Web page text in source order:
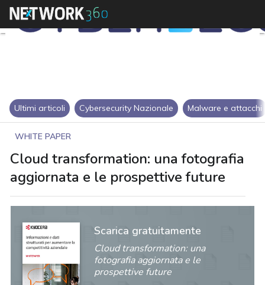
Ultimi articoli Cybersecurity Nazionale Malware e attacchi
WHITE PAPER
Cloud transformation: una fotografia
aggiornata e le prospettive future
Scarica gratuitamente
Cloud transformation: una
fotografia aggiornata e le
prospettive future